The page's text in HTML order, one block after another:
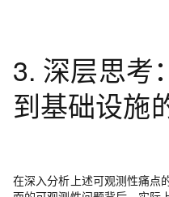
3. 深层思考
到基础设施
在深入分析上述可观测性痛点